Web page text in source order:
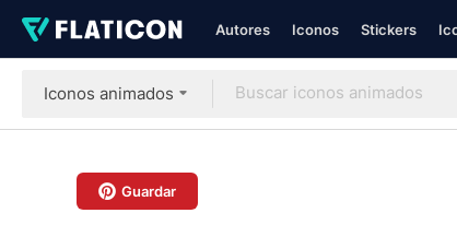
Autores Iconos Stickers
Iconos animados
Guardar